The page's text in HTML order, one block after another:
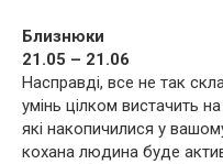
Близнюки
21.05 – 21.06
Насправді, все не так
умінь цілком вистачить
які накопичилися у
кохана людина буде